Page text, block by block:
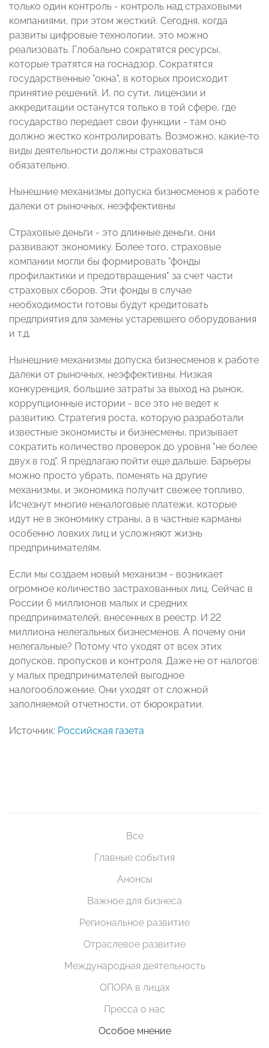
только один контроль - контроль над страховыми
компаниями, при этом жесткий. Сегодня, когда
развиты цифровые технологии, это можно
реализовать. Глобально сократятся ресурсы,
которые тратятся на госнадзор. Сократятся
государственные "окна", в которых происходит
принятие решений. И, по сути, лицензии и
аккредитации останутся только в той сфере, где
государство передает свои функции - там оно
должно жестко контролировать. Возможно, какие-то
виды деятельности должны страховаться
обязательно.
Нынешние механизмы допуска бизнесменов к работе
далеки от рыночных, неэффективны
Страховые деньги - это длинные деньги, они
развивают экономику. Более того, страховые
компании могли бы формировать "фонды
профилактики и предотвращения" за счет части
страховых сборов. Эти фонды в случае
необходимости готовы будут кредитовать
предприятия для замены устаревшего оборудования
и т.д.
Нынешние механизмы допуска бизнесменов к работе
далеки от рыночных, неэффективны. Низкая
конкуренция, большие затраты за выход на рынок,
коррупционные истории - все это не ведет к
развитию. Стратегия роста, которую разработали
известные экономисты и бизнесмены, призывает
сократить количество проверок до уровня "не более
двух в год". Я предлагаю пойти еще дальше. Барьеры
можно просто убрать, поменять на другие
механизмы, и экономика получит свежее топливо.
Исчезнут многие неналоговые платежи, которые
идут не в экономику страны, а в частные карманы
особенно ловких лиц и усложняют жизнь
предпринимателям.
Если мы создаем новый механизм - возникает
огромное количество застрахованных лиц. Сейчас в
России 6 миллионов малых и средних
предпринимателей, внесенных в реестр. И 22
миллиона нелегальных бизнесменов. А почему они
нелегальные? Потому что уходят от всех этих
допусков, пропусков и контроля. Даже не от налогов:
у малых предпринимателей выгодное
налогообложение. Они уходят от сложной
заполняемой отчетности, от бюрократии.
Источник: Российская газета
Все
Главные события
Анонсы
Важное для бизнеса
Региональное развитие
Отраслевое развитие
Международная деятельность
ОПОРА в лицах
Пресса о нас
Особое мнение